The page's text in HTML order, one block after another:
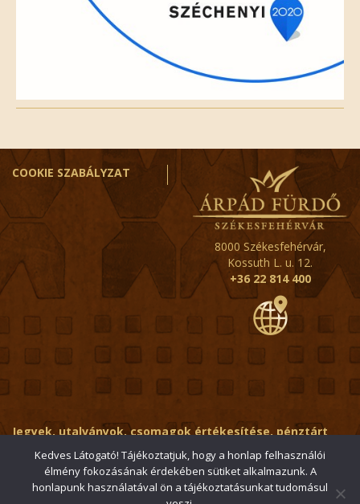
COOKIE SZABÁLYZAT
8000 Székesfehérvár,
Kossuth L. u. 12.
+36 22 814 400
Jegyek, utalványok, csomagok értékesítése, pénztárt
érintő kérdések:
ertekesito@fehervar-arpadfurdo.hu
Általános érdeklődés: info@fehervar-arpadfurdo.hu
Kedves Látogató! Tájékoztatjuk, hogy a honlap felhasználói
élmény fokozásának érdekében sütiket alkalmazunk. A
honlapunk használatával ön a tájékoztatásunkat tudomásul